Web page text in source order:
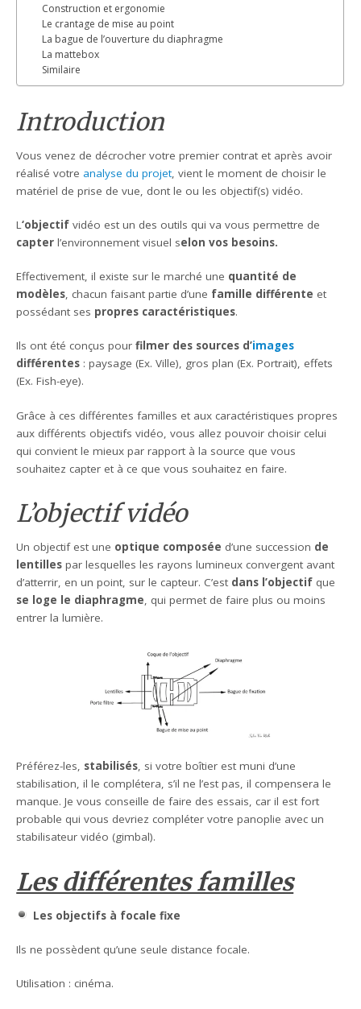
Construction et ergonomie
Le crantage de mise au point
La bague de l’ouverture du diaphragme
La mattebox
Similaire
Introduction
Vous venez de décrocher votre premier contrat et après avoir
réalisé votre analyse du projet , vient le moment de choisir le
matériel de prise de vue, dont le ou les objectif(s) vidéo.
L‘objectif vidéo est un des outils qui va vous permettre de
capter l’environnement visuel selon vos besoins.
Effectivement, il existe sur le marché une quantité de
modèles, chacun faisant partie d’une famille différente et
possédant ses propres caractéristiques.
Ils ont été conçus pourfilmer des sources d’images
différentes : paysage (Ex. Ville), gros plan (Ex. Portrait), effets
(Ex. Fish-eye).
Grâce à ces différentes familles et aux caractéristiques propres
aux différents objectifs vidéo, vous allez pouvoir choisir celui
qui convient le mieux par rapport à la source que vous
souhaitez capter et à ce que vous souhaitez en faire.
L’objectif vidéo
Un objectif est une optique composée d’une succession de
lentilles par lesquelles les rayons lumineux convergent avant
d’atterrir, en un point, sur le capteur. C’est dans l’objectif que
se loge le diaphragme, qui permet de faire plus ou moins
entrer la lumière.
Préférez-les, stabilisés, si votre boîtier est muni d’une
stabilisation, il le complétera, s’il ne l’est pas, il compensera le
manque. Je vous conseille de faire des essais, car il est fort
probable qui vous devriez compléter votre panoplie avec un
stabilisateur vidéo (gimbal).
Les différentes familles
Les objectifs à focale fixe
Ils ne possèdent qu’une seule distance focale.
Utilisation : cinéma.